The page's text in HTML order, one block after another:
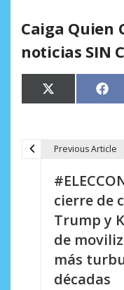
Caiga Quien
noticias SIN
Compartir
en
X
(Twitter) en
Previous Article
cierre de
Trump y
de
más
décadas